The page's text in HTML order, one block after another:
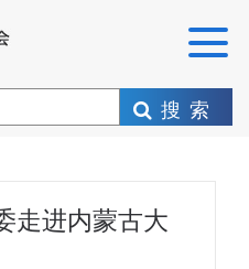
搜索
走进内蒙古大